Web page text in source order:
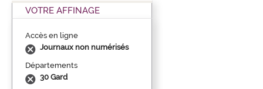
VOTRE AFFINAGE
Accès en ligne
Journaux non numérisés
Départements
30 Gard